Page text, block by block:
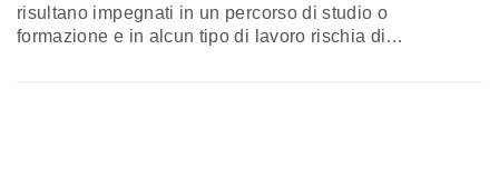
risultano impegnati in un percorso di studio o
formazione e in alcun tipo di lavoro rischia di